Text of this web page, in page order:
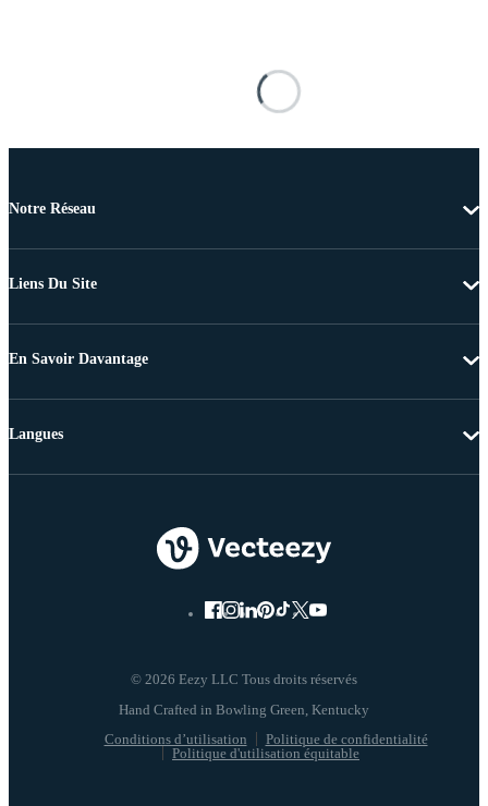
Notre Réseau
Liens Du Site
En Savoir Davantage
© 2026 Eezy LLC Tous droits réservés
Conditions d’utilisation
Politique de confidentialité
Politique d'utilisation équitable
Langues